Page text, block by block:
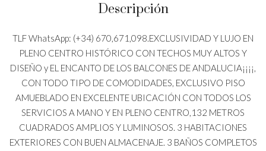
Descripción
TLF WhatsApp: (+34) 670,671,098.EXCLUSIVIDAD Y LUJO EN
PLENO CENTRO HISTÓRICO CON TECHOS MUY ALTOS Y
DISEÑO y EL ENCANTO DE LOS BALCONES DE ANDALUCIA¡¡¡¡,
CON TODO TIPO DE COMODIDADES, EXCLUSIVO PISO
AMUEBLADO EN EXCELENTE UBICACIÓN CON TODOS LOS
SERVICIOS A MANO Y EN PLENO CENTRO,132 METROS
CUADRADOS AMPLIOS Y LUMINOSOS. 3 HABITACIONES
EXTERIORES CON BUEN ALMACENAJE. 3 BAÑOS COMPLETOS